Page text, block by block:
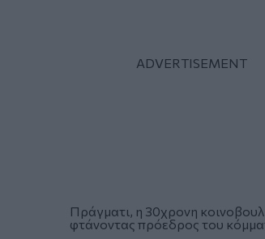
Πράγματι, η 30χρονη
φτάνοντας πρόεδρος του